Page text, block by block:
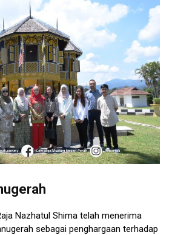
Nazhatul Shima telah menerima
sebagai penghargaan terhadap